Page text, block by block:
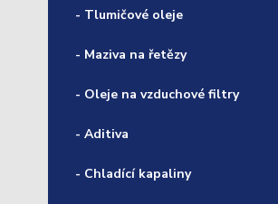
- Tlumičové oleje
- Maziva na řetězy
- Oleje na vzduchové filtry
- Aditiva
- Chladící kapaliny